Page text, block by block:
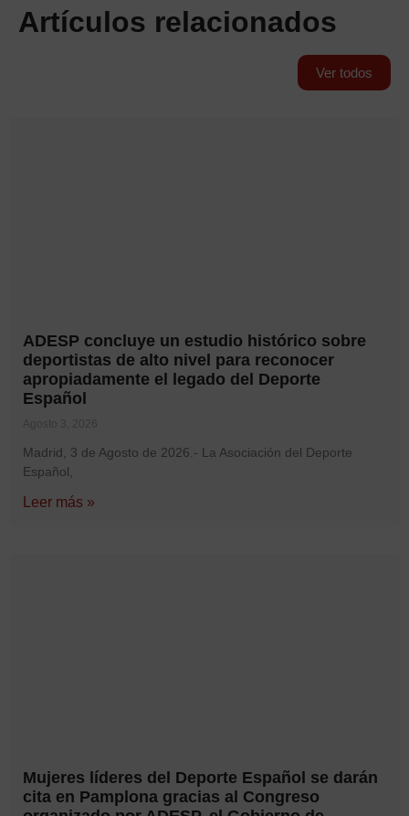
Artículos relacionados
Ver todos
ADESP concluye un estudio histórico sobre
deportistas de alto nivel para reconocer
apropiadamente el legado del Deporte
Español
Madrid, 3 de Agosto de 2026.- La Asociación del Deporte
Español,
Leer más »
Mujeres líderes del Deporte Español se darán
cita en Pamplona gracias al Congreso